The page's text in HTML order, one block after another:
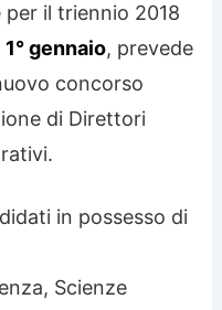
per il triennio 2018
1° gennaio, prevede
concorso
di Direttori
in possesso di
Scienze